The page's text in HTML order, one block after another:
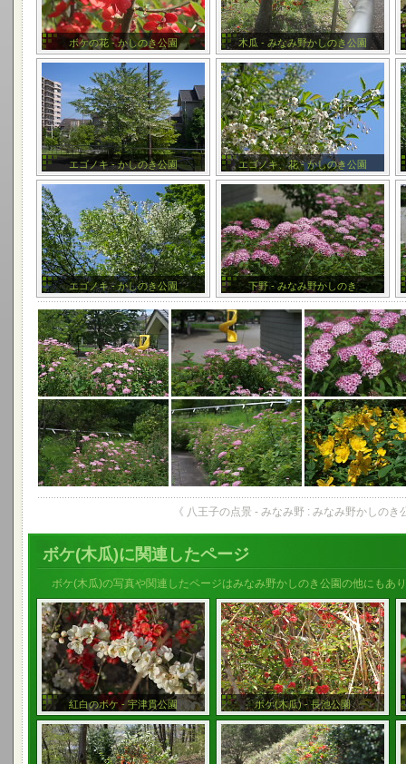
ボケの花 - かしのき公園 木瓜 - みなみ野かしのき公園
エゴノキ - かしのき公園 エゴノキ、花 - かしのき公園
エゴノキ - かしのき公園 下野 - みなみ野かしのき
《 八王子の点景 - みなみ野 : みなみ野かしのき
ボケ(木瓜)に関連したページ
ボケ(木瓜)の写真や関連したページはみなみ野かしのき公園の他にもあ
紅白のボケ - 宇津貫公園 ボケ(木瓜) - 長池公園